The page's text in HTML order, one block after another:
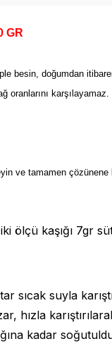
GR
besin, doğumdan
oranlarını
ve tamamen çözünene
ölçü kaşığı 7gr
sıcak suyla
hızla
kadar